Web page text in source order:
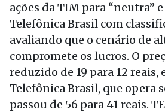
ações da TIM para “neutra”
Telefônica Brasil com
avaliando que o cenário de
compromete os lucros. O
reduzido de 19 para 12 reais,
Telefônica Brasil, que opera
passou de 56 para 41 reais.